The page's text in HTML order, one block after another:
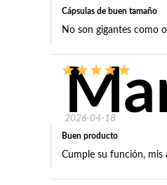
Cápsulas de buen tamaño
No son gigantes como
2026-04-18
Buen producto
Cumple su función, mis